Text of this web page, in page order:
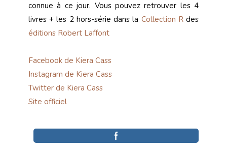
connue à ce jour. Vous pouvez retrouver les 4
livres + les 2 hors-série dans la Collection Rdes
éditions Robert Laffont
Facebook de Kiera Cass
Instagram de Kiera Cass
Twitter de Kiera Cass
Site officiel